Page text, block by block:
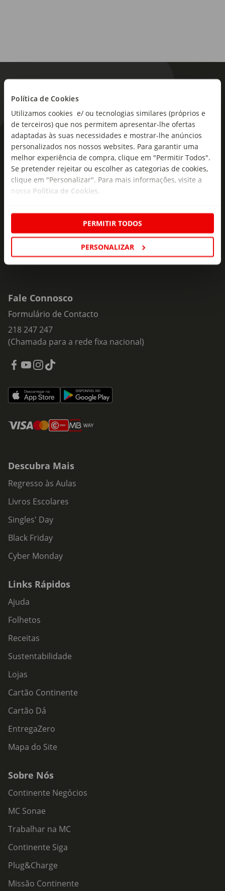
Política de Cookies
Utilizamos cookies e/ ou tecnologias similares (próprios e
de terceiros) que nos permitem apresentar-lhe ofertas
adaptadas às suas necessidades e mostrar-lhe anúncios
personalizados nos nossos websites. Para garantir uma
melhor experiência de compra, clique em "Permitir Todos".
Se pretender rejeitar ou escolher as categorias de cookies,
clique em "Personalizar". Para mais informações, visite a
nossa Política de Cookies
PERMITIR TODOS
PERSONALIZAR
As novidades mais frescas no
seu e-mail!
Subscreva e descubra campanhas exclusivas,
ofertas e novidades para si.
Subscrever
Fale Connosco
Formulário de Contacto
218 247 247
(Chamada para a rede fixa nacional)
Descubra Mais
Regresso às Aulas
Livros Escolares
Singles' Day
Black Friday
Cyber Monday
Links Rápidos
Ajuda
Folhetos
Receitas
Sustentabilidade
Lojas
Cartão Continente
Cartão Dá
EntregaZero
Mapa do Site
Sobre Nós
Continente Negócios
MC Sonae
Trabalhar na MC
Continente Siga
Plug&Charge
Missão Continente